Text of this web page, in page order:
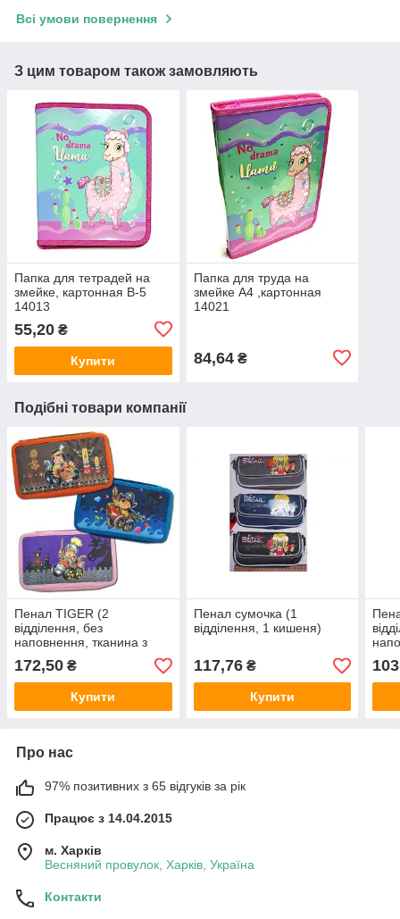
Всі умови повернення
З цим товаром також замовляють
Папка для тетрадей на
змейке, картонная В-5
14013
55,20 ₴
Купити
Папка для труда на
змейке А4 ,картонная
14021
84,64₴
Подібні товари компанії
Пенал TIGER (2
відділення, без
наповнення, тканина з
172,50 ₴
Купити
Пенал сумочка (1
відділення, 1 кишеня)
117,76₴
Купити
Про нас
97% позитивних з 65 відгуків за рік
Працює з 14.04.2015
м. Харків
Весняний провулок, Харків, Україна
Контакти